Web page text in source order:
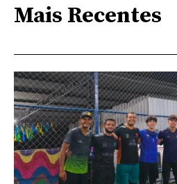
Mais Recentes